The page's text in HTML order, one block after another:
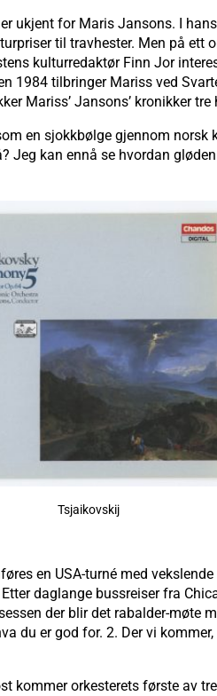
ukjent for Maris Jansons. I
til travhester. Men på ett
kulturredaktør Finn Jor
1984 tilbringer Mariss ved
Mariss’ Jansons’ kronikker
en sjokkbølge gjennom
Jeg kan ennå se hvordan
Tsjaikovskij
en USA-turné med
daglange bussreiser fra
der blir det rabalder-møte
du er god for. 2. Der vi
kommer orkesterets første av